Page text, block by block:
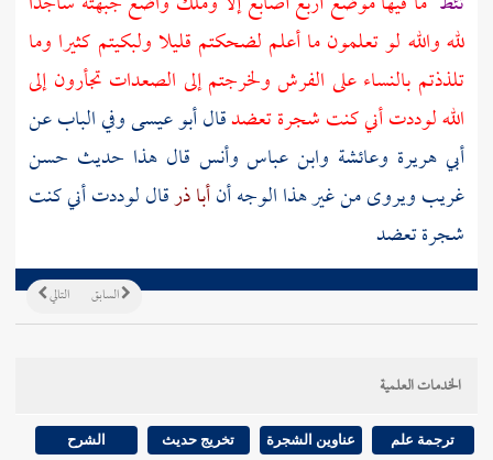
لله والله لو تعلمون ما أعلم لضحكتم قليلا ولبكيتم كثيرا وما
تلذذتم بالنساء على الفرش ولخرجتم إلى الصعدات تجأرون إلى
الله لوددت أني كنت شجرة تعضدقال أبو عيسى وفي الباب عن
أبي هريرة وعائشة وابن عباس وأنس قال هذا حديث حسن
غريب ويروى من غير هذا الوجه أنأبا ذرقال لوددت أني كنت
شجرة تعضد
التالي السابق
الخدمات العلمية
ترجمة علم عناوين الشجرة تخريج حديث الشرح